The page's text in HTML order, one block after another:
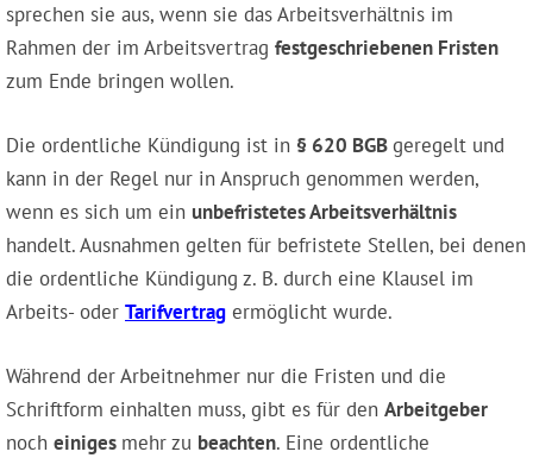
sprechen sie aus, wenn sie das Arbeitsverhältnis im
Rahmen der im Arbeitsvertrag festgeschriebenen Fristen
zum Ende bringen wollen.
Die ordentliche Kündigung ist in § 620 BGBgeregelt und
kann in der Regel nur in Anspruch genommen werden,
wenn es sich um ein unbefristetes Arbeitsverhältnis
handelt. Ausnahmen gelten für befristete Stellen, bei denen
die ordentliche Kündigung z. B. durch eine Klausel im
Arbeits- oder Tarifvertrag ermöglicht wurde.
Während der Arbeitnehmer nur die Fristen und die
Schriftform einhalten muss, gibt es für den Arbeitgeber
noch einiges mehr zu beachten. Eine ordentliche